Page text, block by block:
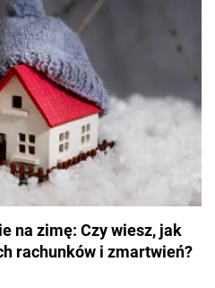
na zimę: Czy wiesz, jak
rachunków i zmartwień?